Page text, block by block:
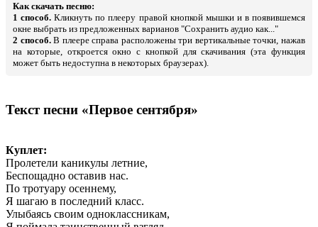
Как скачать песню:
1 способ. Кликнуть по плееру правой кнопкой мышки и в появившемся
окне выбрать из предложенных варианов "Сохранить аудио как..."
2 способ.В плеере справа расположены три вертикальные точки, нажав
на которые, откроется окно с кнопкой для скачивания (эта функция
может быть недоступна в некоторых браузерах).
Текст песни «Первое сентября»
Куплет:
Пролетели каникулы летние,
Беспощадно оставив нас.
По тротуару осеннему,
Я шагаю в последний класс.
Улыбаясь своим одноклассникам,